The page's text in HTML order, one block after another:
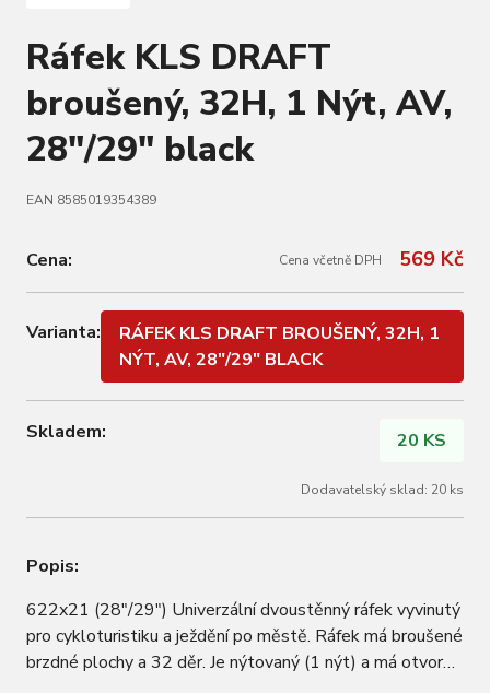
Ráfek KLS DRAFT
broušený, 32H, 1 Nýt, AV,
28"/29" black
EAN 8585019354389
Cena: Cena včetně DPH 569 Kč
Varianta:
RÁFEK KLS DRAFT BROUŠENÝ, 32H, 1
NÝT, AV, 28"/29" BLACK
Skladem: 20 KS
Dodavatelský sklad: 20 ks
Popis:
622x21 (28"/29") Univerzální dvoustěnný ráfek vyvinutý
pro cykloturistiku a ježdění po městě. Ráfek má broušené
brzdné plochy a 32 děr. Je nýtovaný (1 nýt) a má otvor